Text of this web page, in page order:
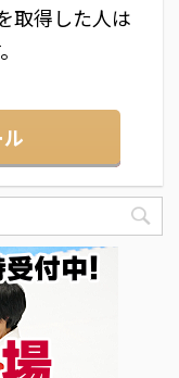
取得した人は